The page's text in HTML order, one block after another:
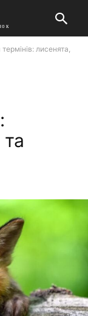
лисенята,